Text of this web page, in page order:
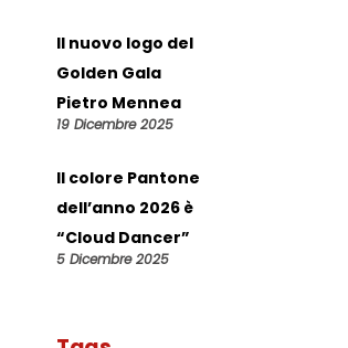
Il nuovo logo del
Golden Gala
Pietro Mennea
19 Dicembre 2025
Il colore Pantone
dell’anno 2026 è
“Cloud Dancer”
5 Dicembre 2025